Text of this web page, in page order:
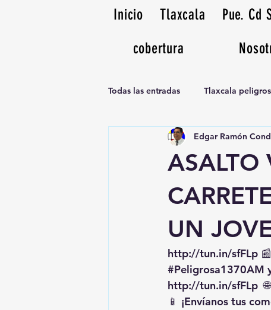
Inicio Tlaxcala Pue. Cd
cobertura
Todas las entradas Tlaxcala
Noticias Musicales radio 1370am
ASALTO
UN
Edgar Ramón
http://tun.in/sfFLp
#Peligrosa1370AM
http://tun.in/sfFLp 🌐
📱 ¡Envíanos tus